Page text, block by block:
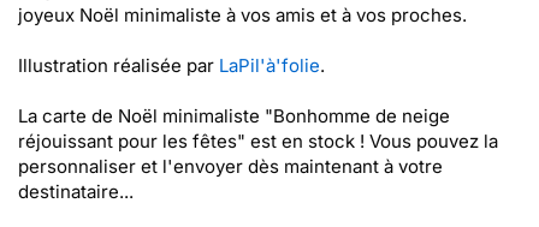
joyeux Noël minimaliste à vos amis et à vos proches.
Illustration réalisée par LaPil'à'folie.
La carte de Noël minimaliste "Bonhomme de neige
réjouissant pour les fêtes" est en stock ! Vous pouvez la
personnaliser et l'envoyer dès maintenant à votre
destinataire...